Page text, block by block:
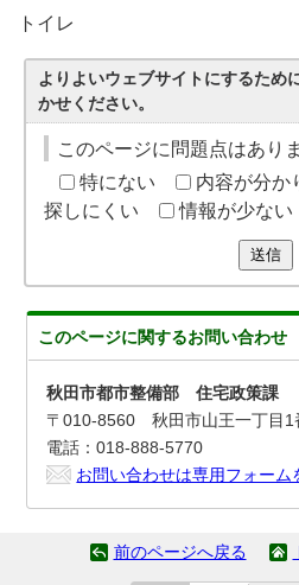
トイレ
よりよいウェブサイトにするため
かせください。
このページに問題点はあり
特にない
内容が分か
探しにくい
情報が少ない
送信
このページに関するお問い合わせ
秋田市都市整備部 住宅政策課
〒010-8560 秋田市山王一丁目
電話：018-888-5770
お問い合わせは専用フォーム
前のページへ戻る